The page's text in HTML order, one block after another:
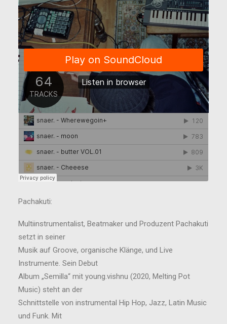
Pachakuti:
Multiinstrumentalist, Beatmaker und Produzent Pachakuti
setzt in seiner
Musik auf Groove, organische Klänge, und Live
Instrumente. Sein Debut
Album „Semilla“ mit young.vishnu (2020, Melting Pot
Music) steht an der
Schnittstelle von instrumental Hip Hop, Jazz, Latin Music
und Funk. Mit